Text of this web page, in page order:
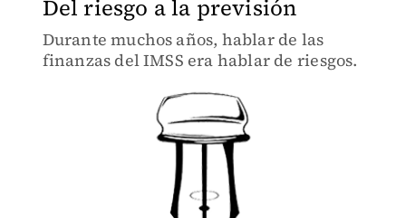
Del riesgo a la previsión
Durante muchos años, hablar de las
finanzas del IMSS era hablar de riesgos.